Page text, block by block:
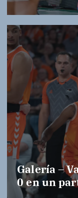
Galería –
0 en un